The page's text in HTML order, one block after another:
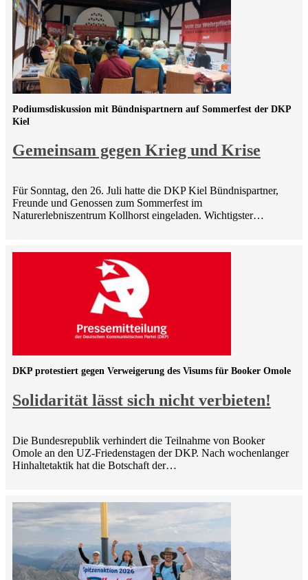
Gemeinsam gegen Krieg und Krise
Podiumsdiskussion mit Bündnispartnern auf Sommerfest der DKP
Kiel
Für Sonntag, den 26. Juli hatte die DKP Kiel Bündnispartner,
Freunde und Genossen zum Sommerfest im
Naturerlebniszentrum Kollhorst eingeladen. Wichtigster…
Solidarität lässt sich nicht verbieten!
DKP protestiert gegen Verweigerung des Visums für Booker Omole
Die Bundesrepublik verhindert die Teilnahme von Booker
Omole an den UZ-Friedenstagen der DKP. Nach wochenlanger
Hinhaltetaktik hat die Botschaft der…